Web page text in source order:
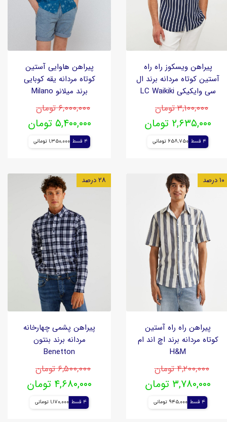
پیراهن ویسکوز راه راه
آستین کوتاه مردانه برند ال
سی‌ وایکیکی LC Waikiki
۳,۱۰۰,۰۰۰ تومان
۲,۶۳۵,۰۰۰ تومان
4 قسط 658,750 تومانی
پیراهن هاوایی آستین
کوتاه مردانه یقه کوبایی
برند میلانو Milano
۶,۰۰۰,۰۰۰ تومان
۵,۴۰۰,۰۰۰ تومان
4 قسط 1,350,000 تومانی
پیراهن راه راه آستین
کوتاه مردانه برند اچ اند ام
H&M
۴,۲۰۰,۰۰۰ تومان
۳,۷۸۰,۰۰۰ تومان
4 قسط 945,000 تومانی
۱۰ درصد
پیراهن پشمی چهارخانه
مردانه برند بنتون
Benetton
۶,۵۰۰,۰۰۰ تومان
۴,۶۸۰,۰۰۰ تومان
4 قسط 1,170,000 تومانی
۲۸ درصد